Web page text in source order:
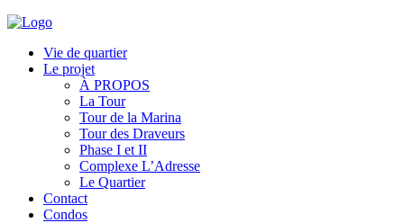
Vie de quartier
Le projet
À PROPOS
La Tour
Tour de la Marina
Tour des Draveurs
Phase I et II
Complexe L’Adresse
Le Quartier
Contact
Condos